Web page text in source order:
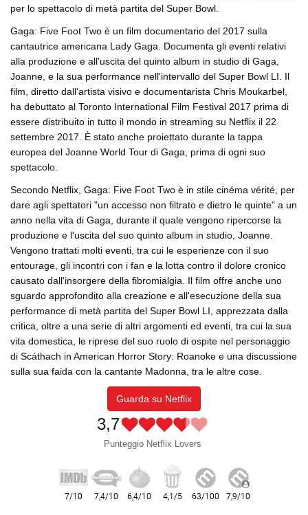
per lo spettacolo di metà partita del Super Bowl.
Gaga: Five Foot Two è un film documentario del 2017 sulla
cantautrice americana Lady Gaga. Documenta gli eventi relativi
alla produzione e all'uscita del quinto album in studio di Gaga,
Joanne, e la sua performance nell'intervallo del Super Bowl LI. Il
film, diretto dall'artista visivo e documentarista Chris Moukarbel,
ha debuttato al Toronto International Film Festival 2017 prima di
essere distribuito in tutto il mondo in streaming su Netflix il 22
settembre 2017. È stato anche proiettato durante la tappa
europea del Joanne World Tour di Gaga, prima di ogni suo
spettacolo.
Secondo Netflix, Gaga: Five Foot Two è in stile cinéma vérité, per
dare agli spettatori "un accesso non filtrato e dietro le quinte" a un
anno nella vita di Gaga, durante il quale vengono ripercorse la
produzione e l'uscita del suo quinto album in studio, Joanne.
Vengono trattati molti eventi, tra cui le esperienze con il suo
entourage, gli incontri con i fan e la lotta contro il dolore cronico
causato dall'insorgere della fibromialgia. Il film offre anche uno
sguardo approfondito alla creazione e all'esecuzione della sua
performance di metà partita del Super Bowl LI, apprezzata dalla
critica, oltre a una serie di altri argomenti ed eventi, tra cui la sua
vita domestica, le riprese del suo ruolo di ospite nel personaggio
di Scáthach in American Horror Story: Roanoke e una discussione
sulla sua faida con la cantante Madonna, tra le altre cose.
Guarda su Netflix
3,7
Punteggio Netflix Lovers